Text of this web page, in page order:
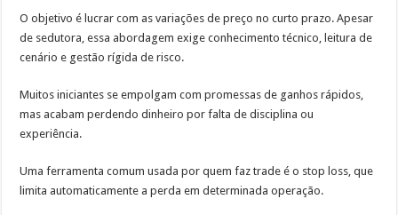
O objetivo é lucrar com as variações de preço no curto prazo. Apesar
de sedutora, essa abordagem exige conhecimento técnico, leitura de
cenário e gestão rígida de risco.
Muitos iniciantes se empolgam com promessas de ganhos rápidos,
mas acabam perdendo dinheiro por falta de disciplina ou
experiência.
Uma ferramenta comum usada por quem faz trade é o stop loss, que
limita automaticamente a perda em determinada operação.